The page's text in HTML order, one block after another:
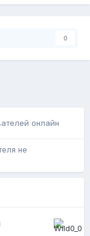
0
онлайн
не